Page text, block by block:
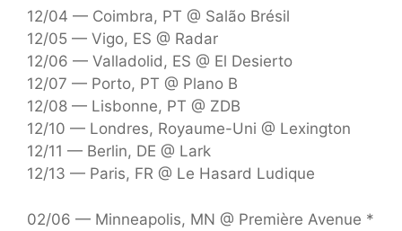
12/04 — Coimbra, PT @ Salão Brésil
12/05 — Vigo, ES @ Radar
12/06 — Valladolid, ES @ El Desierto
12/07 — Porto, PT @ Plano B
12/08 — Lisbonne, PT @ ZDB
12/10 — Londres, Royaume-Uni @ Lexington
12/11 — Berlin, DE @ Lark
12/13 — Paris, FR @ Le Hasard Ludique
02/06 — Minneapolis, MN @ Première Avenue *